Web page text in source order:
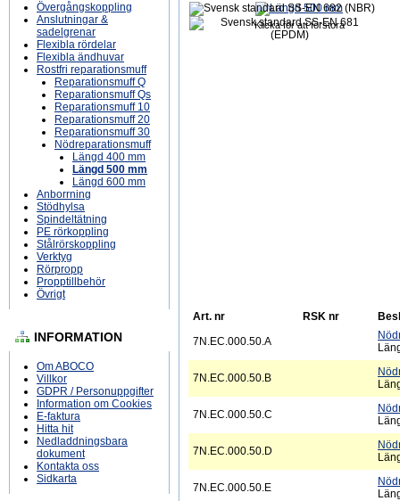
Övergångskoppling
Anslutningar &
sadelgrenar
Flexibla rördelar
Flexibla ändhuvar
Rostfri reparationsmuff
Reparationsmuff Q
Reparationsmuff Qs
Reparationsmuff 10
Reparationsmuff 20
Reparationsmuff 30
Nödreparationsmuff
Längd 400 mm
Längd 500 mm
Längd 600 mm
Anborrning
Stödhylsa
Spindeltätning
PE rörkoppling
Stålrörskoppling
Verktyg
Rörpropp
Propptillbehör
Övrigt
INFORMATION
Om ABOCO
Villkor
GDPR / Personuppgifter
Information om Cookies
E-faktura
Hitta hit
Nedladdningsbara
dokument
Kontakta oss
Sidkarta
Klicka för att förstora
Art. nr RSK nr
7N.EC.000.50.A
7N.EC.000.50.B
7N.EC.000.50.C
7N.EC.000.50.D
7N.EC.000.50.E